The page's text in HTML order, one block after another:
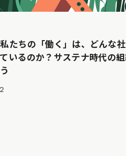
私たちの「働く」は、どんな
いるのか？サステナ時代の